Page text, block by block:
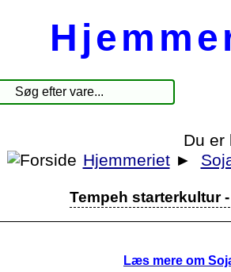
Du er
Hjemmeriet ►
Tempeh starterkultur
Læs mere om